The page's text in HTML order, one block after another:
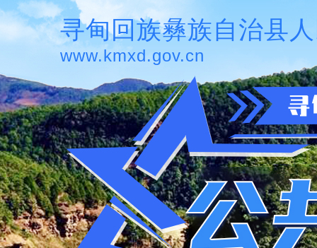
寻甸回族彝族自治县
www.kmxd.gov.cn